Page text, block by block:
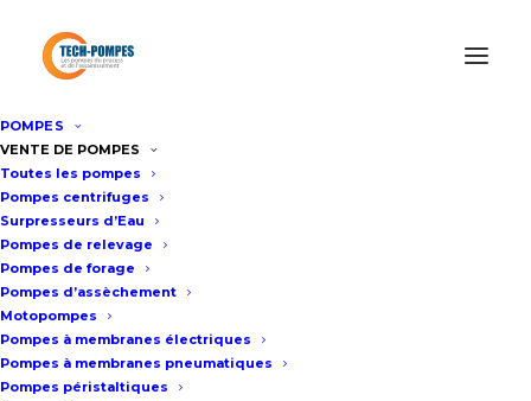
POMPES
VENTE DE POMPES
Toutes les pompes
Pompes centrifuges
Surpresseurs d’Eau
Pompes de relevage
Pompes de forage
Pompes d’assèchement
Motopompes
Pompes à membranes électriques
Pompes à membranes pneumatiques
Pompes péristaltiques
Accueil
Location de pompes
Location motopompe thermique
LOCATION
THERMIQUE